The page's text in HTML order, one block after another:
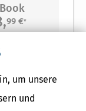
um unsere
und
99 €*